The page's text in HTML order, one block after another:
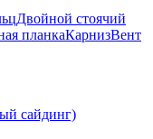
Двойной стоячий
планкаКарнизВент
сайдинг)